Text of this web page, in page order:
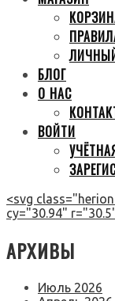
БЛОГ
О НАС
ВОЙТИ
<svg
cy="30.94"
АРХИВЫ
Июль 2026